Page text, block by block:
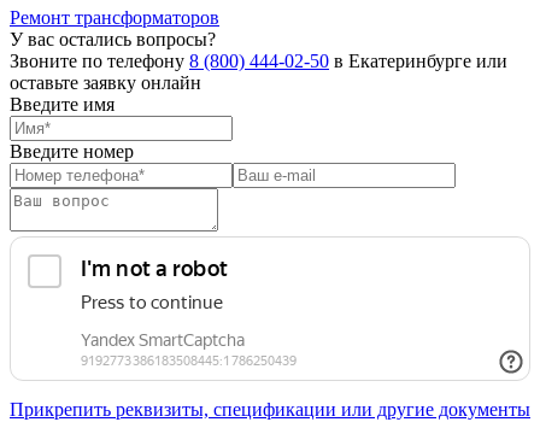
Ремонт трансформаторов
У вас остались вопросы?
Звоните по телефону 8 (800) 444-02-50 в Екатеринбурге или
оставьте заявку онлайн
Введите имя
Введите номер
Прикрепить реквизиты, спецификации или другие документы